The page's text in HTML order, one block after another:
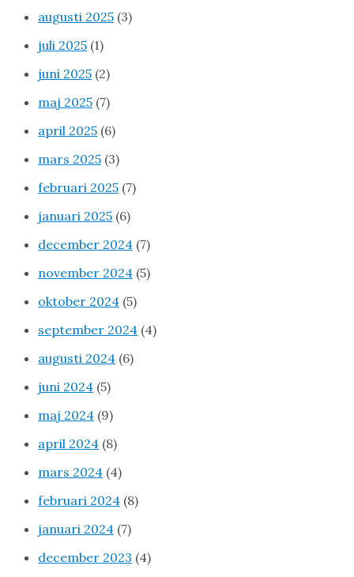
augusti 2025 (3)
juli 2025 (1)
juni 2025 (2)
maj 2025 (7)
april 2025 (6)
mars 2025 (3)
februari 2025 (7)
januari 2025 (6)
december 2024 (7)
november 2024 (5)
oktober 2024 (5)
september 2024 (4)
augusti 2024 (6)
juni 2024 (5)
maj 2024 (9)
april 2024 (8)
mars 2024 (4)
februari 2024 (8)
januari 2024 (7)
december 2023 (4)